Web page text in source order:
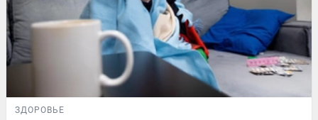
ЗДОРОВЬЕ